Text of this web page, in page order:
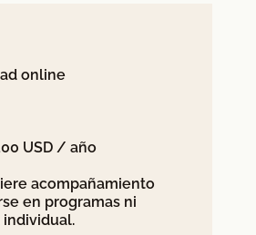
online
USD / año
acompañamiento
en programas ni